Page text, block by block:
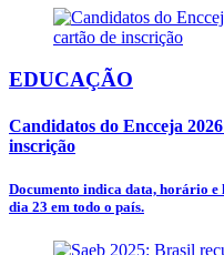
EDUCAÇÃO
Candidatos do Encceja
inscrição
Documento indica data, horário e
dia 23 em todo o país.